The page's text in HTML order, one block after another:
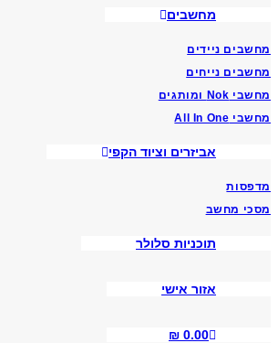
מחשבים
מחשבים ניידים
מחשבים נייחים
מחשבי Nok ומותגים
מחשבי All In One
אביזרים וציוד הקפי
מדפסות
מסכי מחשב
תוכניות סלולר
אזור אישי
₪ 0.00